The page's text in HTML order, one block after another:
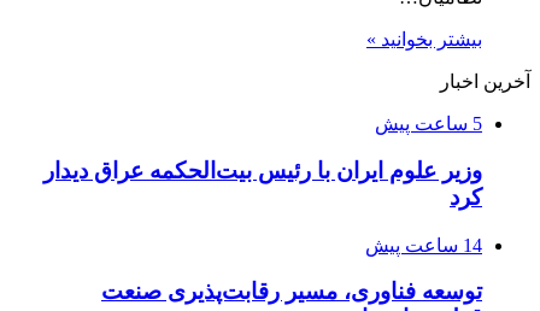
بیشتر بخوانید »
آخرین اخبار
5 ساعت پیش
وزیر علوم ایران با رئیس بیت‌الحکمه عراق دیدار
کرد
14 ساعت پیش
توسعه فناوری، مسیر رقابت‌پذیری صنعت